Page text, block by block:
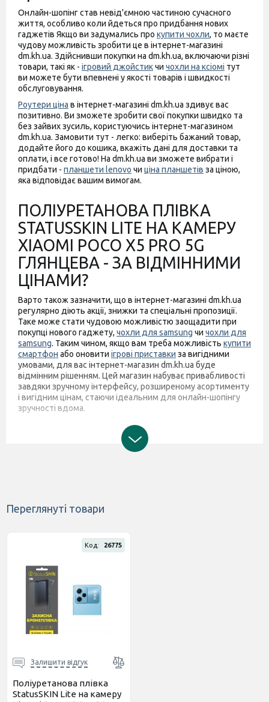
Онлайн-шопінг став невід'ємною частиною сучасного
життя, особливо коли йдеться про придбання нових
гаджетів Якщо ви задумались про купити чохли, то маєте
чудову можливість зробити це в інтернет-магазині
dm.kh.ua. Здійснивши покупки на dm.kh.ua, включаючи різні
товари, такі як - ігровий джойстикчи чохли на ксіомі тут
ви можете бути впевнені у якості товарів і швидкості
обслуговування.
Роутери ціна в інтернет-магазині dm.kh.ua здивує вас
позитивно. Ви зможете зробити свої покупки швидко та
без зайвих зусиль, користуючись інтернет-магазином
dm.kh.ua. Замовити тут - легко: виберіть бажаний товар,
додайте його до кошика, вкажіть дані для доставки та
оплати, і все готово! На dm.kh.ua ви зможете вибрати і
придбати - планшети lenovo чи ціна планшетів за ціною,
яка відповідає вашим вимогам.
ПОЛІУРЕТАНОВА ПЛІВКА
STATUSSKIN LITE НА КАМЕРУ
XIAOMI POCO X5 PRO 5G
ГЛЯНЦЕВА - ЗА ВІДМІННИМИ
ЦІНАМИ?
Варто також зазначити, що в інтернет-магазині dm.kh.ua
регулярно діють акції, знижки та спеціальні пропозиції.
Таке може стати чудовою можливістю заощадити при
покупці нового гаджету, чохли для samsung чи чохли для
samsung. Таким чином, якщо вам треба можливість купити
смартфон або оновити ігрові приставки за вигідними
умовами, для вас інтернет-магазин dm.kh.ua буде
відмінним рішенням. Цей магазин набуває привабливості
завдяки зручному інтерфейсу, розширеному асортименту
і вигідним цінам, стаючи ідеальним для онлайн-шопінгу
зручності вдома.
Переглянуті товари
Код: 26775
Залишити відгук
Поліуретанова плівка
StatusSKIN Lite на камеру